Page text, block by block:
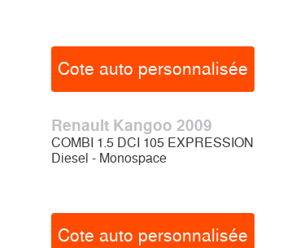
Cote auto personnalisée
Renault Kangoo 2009
COMBI 1.5 DCI 105 EXPRESSION
Diesel - Monospace
Cote auto personnalisée